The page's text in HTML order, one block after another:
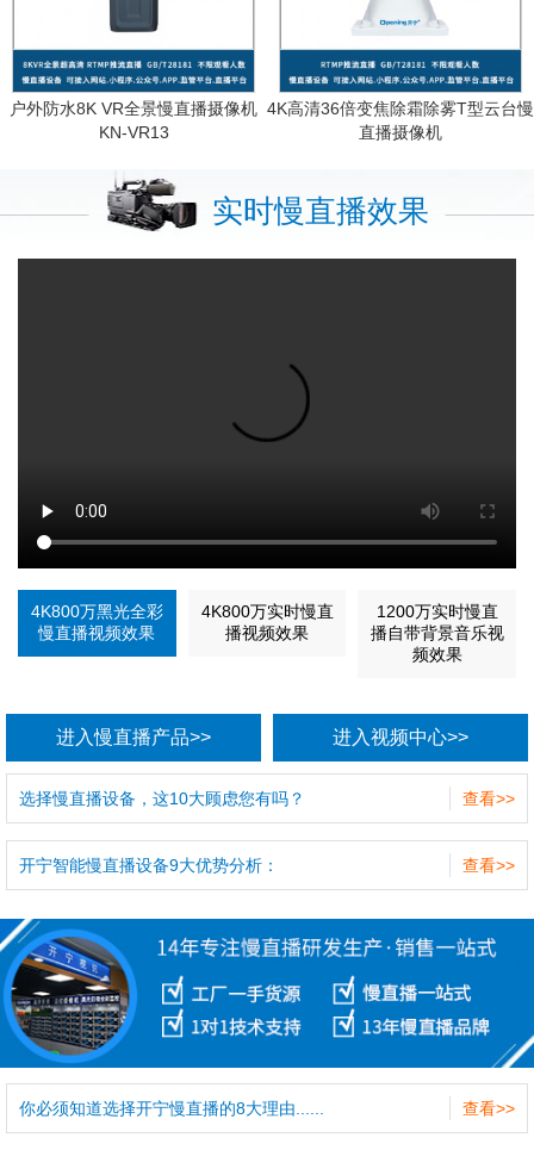
户外防水8K VR全景慢直播摄像机
KN-VR13
4K高清36倍变焦除霜除雾T型云台慢
直播摄像机
实时慢直播效果
4K800万黑光全彩
慢直播视频效果
4K800万实时慢直
播视频效果
1200万实时慢直
播自带背景音乐视
频效果
进入慢直播产品>> 进入视频中心>>
查看>>
选择慢直播设备，这10大顾虑您有吗？
查看>>
开宁智能慢直播设备9大优势分析：
查看>>
你必须知道选择开宁慢直播的8大理由......